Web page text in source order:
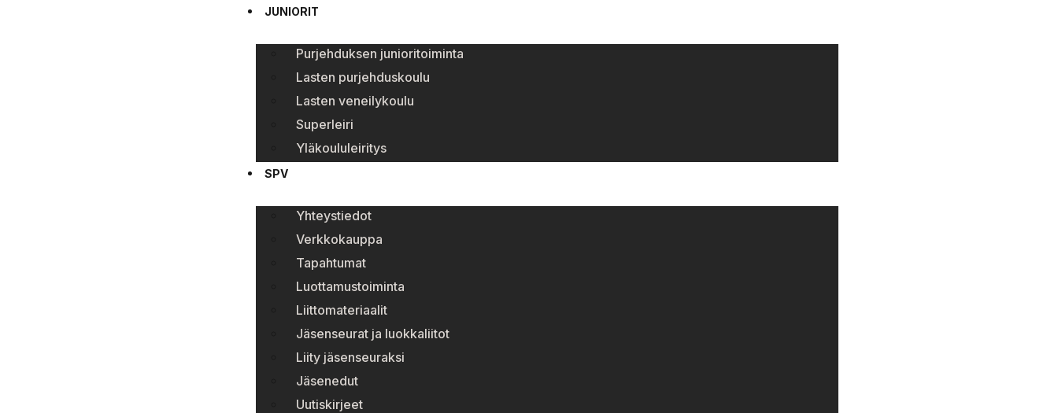
JUNIORIT
Purjehduksen junioritoiminta
Lasten purjehduskoulu
Lasten veneilykoulu
Superleiri
Yläkoululeiritys
SPV
Yhteystiedot
Verkkokauppa
Tapahtumat
Luottamustoiminta
Liittomateriaalit
Jäsenseurat ja luokkaliitot
Liity jäsenseuraksi
Jäsenedut
Uutiskirjeet